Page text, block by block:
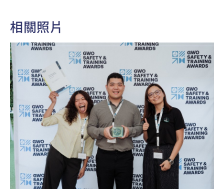
相關照片